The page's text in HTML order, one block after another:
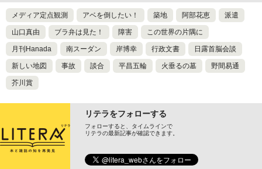
メディア定点観測 アベを倒したい！ 築地 阿部花恵 派遣
山口真由 ブラ弁は見た！ 障害 この世界の片隅に
月刊Hanada 南スーダン 岸博幸 行政文書 日露首脳会談
新しい地図 事故 談合 平昌五輪 火垂るの墓 野間易通
芥川賞
リテラをフォローする
フォローすると、タイムラインで
リテラの最新記事が確認できます。